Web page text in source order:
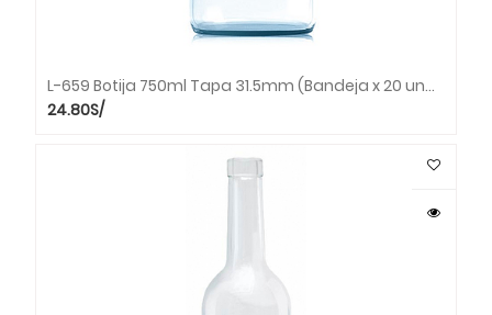
L-659 Botija 750ml Tapa 31.5mm (Bandeja x 20 unds. / tapas por separado)
S/
24.80